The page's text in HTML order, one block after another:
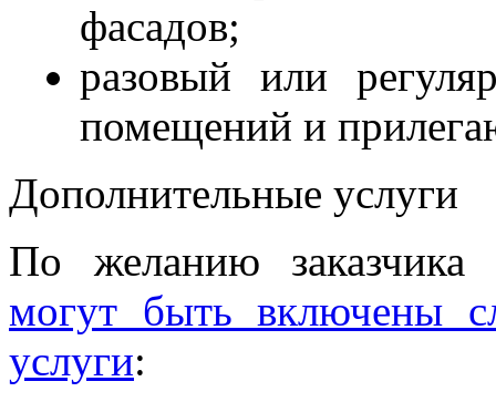
фасадов;
разовый или
помещений и
Дополнительные услуги
По желанию заказчика
могут быть включены
услуги: